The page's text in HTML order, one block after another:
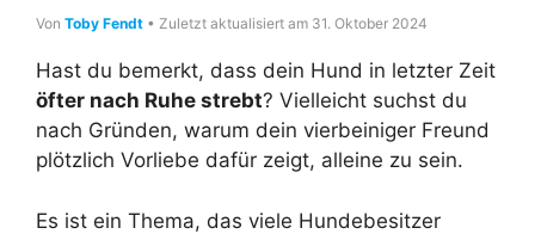
Von Toby Fendt • Zuletzt aktualisiert am 31. Oktober 2024
Hast du bemerkt, dass dein Hund in letzter Zeit
öfter nach Ruhe strebt? Vielleicht suchst du
nach Gründen, warum dein vierbeiniger Freund
plötzlich Vorliebe dafür zeigt, alleine zu sein.
Es ist ein Thema, das viele Hundebesitzer